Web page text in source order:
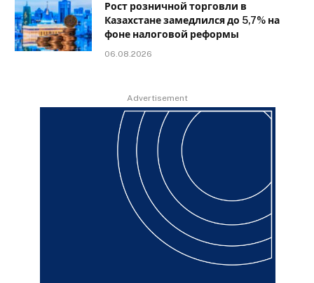
Рост розничной торговли в
Казахстане замедлился до 5,7% на
фоне налоговой реформы
06.08.2026
Advertisement